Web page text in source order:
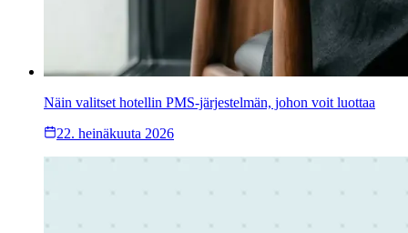
Näin valitset hotellin PMS-järjestelmän, johon voit luottaa
22. heinäkuuta 2026